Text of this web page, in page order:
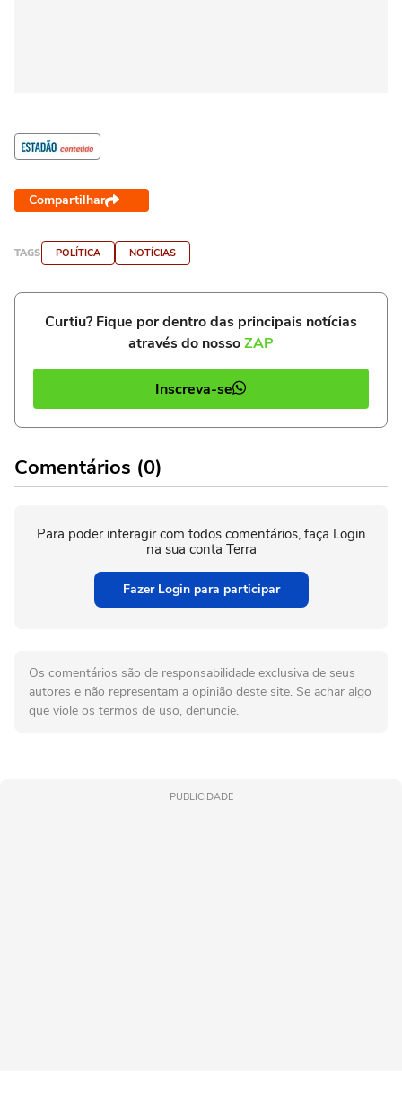
Compartilhar
TAGS POLÍTICA NOTÍCIAS
Curtiu? Fique por dentro das principais notícias
através do nossoZAP
Inscreva-se
Comentários (0)
Para poder interagir com todos comentários, faça Login
na sua conta Terra
Fazer Login para participar
Os comentários são de responsabilidade exclusiva de seus
autores e não representam a opinião deste site. Se achar algo
que viole os termos de uso, denuncie.
PUBLICIDADE